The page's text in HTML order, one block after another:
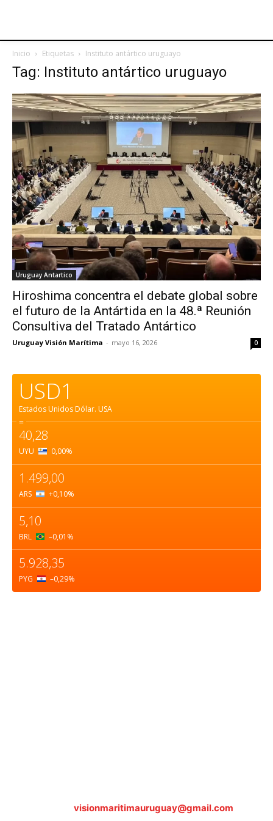
Inicio Etiquetas Instituto antártico uruguayo
Tag: Instituto antártico uruguayo
Uruguay Antartico
Hiroshima concentra el debate global sobre
el futuro de la Antártida en la 48.ª Reunión
Consultiva del Tratado Antártico
Uruguay Visión Marítima - mayo 16, 2026 0
USD1
Estados Unidos Dólar. USA
=
40,28
UYU 0,00%
1.499,00
ARS +0,10%
5,10
BRL –0,01 %
5.928,35
PYG –0,29%
visionmaritimauruguay@gmail.com